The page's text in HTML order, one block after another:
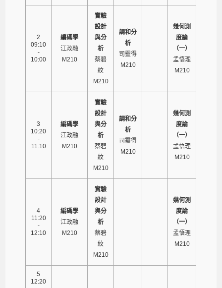
2
09:10
-
10:00
編碼學
江政融
M210
實驗
設計
與分
析
蔡碧
紋
M210
調和分
析
司靈得
M210
幾何測
度論
（一）
孟悟理
M210
3
10:20
-
11:10
編碼學
江政融
M210
實驗
設計
與分
析
蔡碧
紋
M210
調和分
析
司靈得
M210
幾何測
度論
（一）
孟悟理
M210
4
11:20
-
12:10
編碼學
江政融
M210
實驗
設計
與分
析
蔡碧
紋
M210
幾何測
度論
（一）
孟悟理
M210
5
12:20